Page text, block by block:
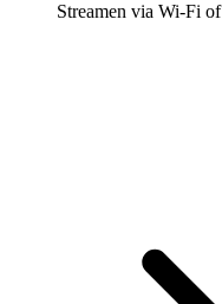
Streamen via Wi-Fi